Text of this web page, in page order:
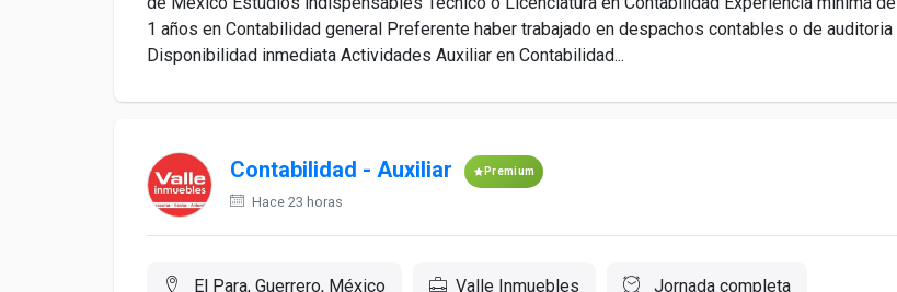
1 años en Contabilidad general Preferente haber trabajado en despachos contables o de auditoria
Disponibilidad inmediata Actividades Auxiliar en Contabilidad...
Contabilidad - Auxiliar Premium
Hace 23 horas
El Para, Guerrero, México Valle Inmuebles Jornada completa